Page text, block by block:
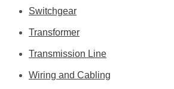
Switchgear
Transformer
Transmission Line
Wiring and Cabling